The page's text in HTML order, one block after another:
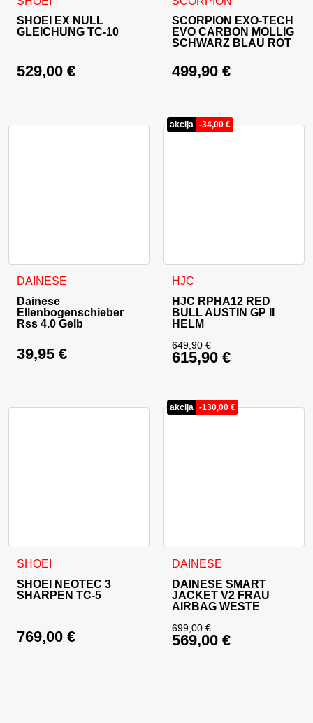
SHOEI EX NULL
GLEICHUNG TC-10
529,00 €
SCORPION EXO-TECH
EVO CARBON MOLLIG
SCHWARZ BLAU ROT
499,90 €
DAINESE
Dainese
Ellenbogenschieber
Rss 4.0 Gelb
39,95 €
akcija -34,00 €
HJC
HJC RPHA12 RED
BULL AUSTIN GP II
HELM
649,90€
Ursprünglicher
615,90 €
Dieses Produkt weist
SHOEI
SHOEI NEOTEC 3
SHARPEN TC-5
769,00 €
Dieses Produkt weist mehrere Varianten auf. Die Optionen
akcija -130,00 €
DAINESE
DAINESE SMART
JACKET V2 FRAU
AIRBAG WESTE
699,00€
Ursprünglicher
569,00 €
Dieses Produkt weist